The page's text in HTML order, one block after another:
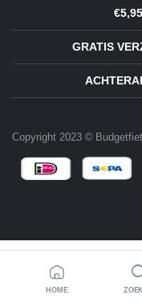
GRATIS
Copyright 2023 ©
HOME